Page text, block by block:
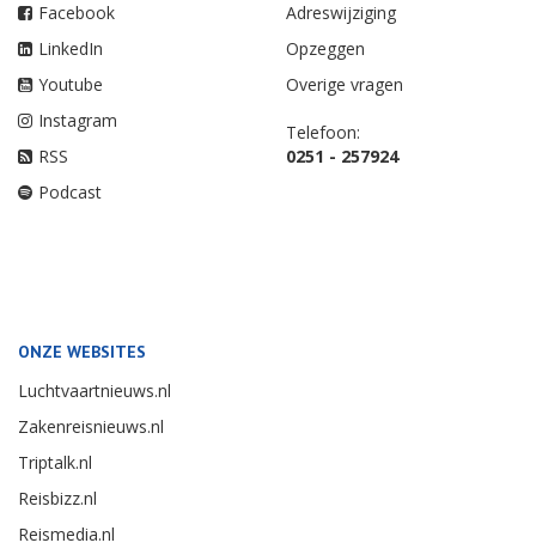
Facebook
LinkedIn
Youtube
Instagram
RSS
Podcast
Adreswijziging
Opzeggen
Overige vragen
Telefoon:
0251 - 257924
ONZE WEBSITES
Luchtvaartnieuws.nl
Zakenreisnieuws.nl
Triptalk.nl
Reisbizz.nl
Reismedia.nl